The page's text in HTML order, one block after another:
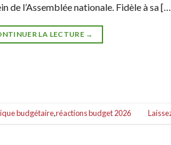
de l’Assemblée nationale. Fidèle à sa
LA LECTURE →
budgétaire,réactions budget 2026